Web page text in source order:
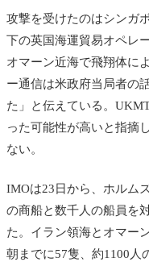
攻撃を受けたのはシンガ
下の英国海運貿易オペレ
オマーン近海で飛翔体に
ー通信は米政府当局者の
た」と伝えている。
った可能性が高いと指摘
ない。
IMOは23日から、ホルム
の商船と数千人の船員を
た。イラン領海とオマー
朝までに57隻、約1100人